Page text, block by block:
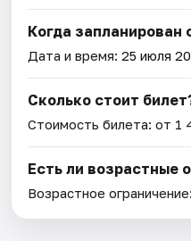
Когда запланирован
Дата и время:25 июля
Сколько стоит
Стоимость билета: от 1
Есть ли возрастные
Возрастное